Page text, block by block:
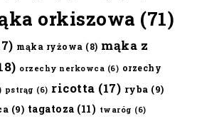
orkiszowa (71)
mąka ryżowa (8) mąka z
orzechy nerkowca (6) orzechy
pstrąg (6) ricotta (17) ryba (9)
(9) tagatoza (11) twaróg (6)